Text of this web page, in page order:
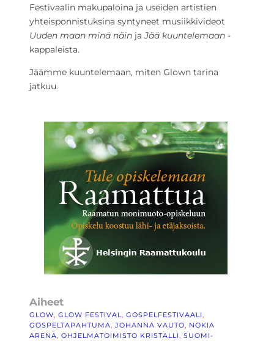
Festivaalin makupaloina ja useiden artistien
yhteisponnistuksina syntyneet musiikkivideot
Uuden maan minä näin jaJää kuuntelemaan -
kappaleista.
Jäämme kuuntelemaan, miten Glown tarina
jatkuu.
Aiheet
GLOW, GLOW FESTIVAL, GOSPELFESTIVAALI
GOSPELTAPAHTUMA, JOHANNA VAUTO, NOKIA
ARENA, OHJELMATOIMISTO KRISTALLI, SUOMI-